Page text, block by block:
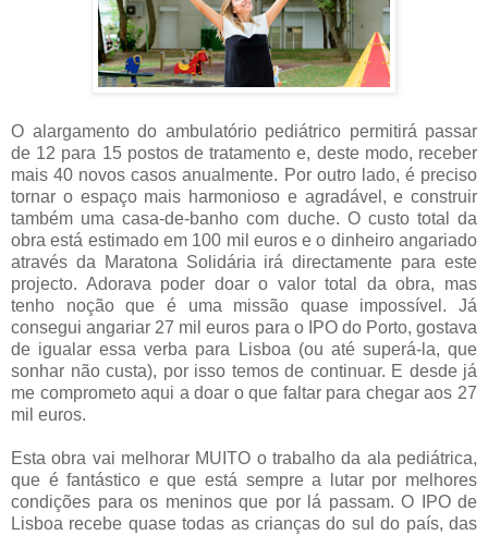
O alargamento do ambulatório pediátrico permitirá passar
de 12 para 15 postos de tratamento e, deste modo, receber
mais 40 novos casos anualmente. Por outro lado, é preciso
tornar o espaço mais harmonioso e agradável, e construir
também uma casa-de-banho com duche. O custo total da
obra está estimado em 100 mil euros e o dinheiro angariado
através da Maratona Solidária irá directamente para este
projecto. Adorava poder doar o valor total da obra, mas
tenho noção que é uma missão quase impossível. Já
consegui angariar 27 mil euros para o IPO do Porto, gostava
de igualar essa verba para Lisboa (ou até superá-la, que
sonhar não custa), por isso temos de continuar. E desde já
me comprometo aqui a doar o que faltar para chegar aos 27
mil euros.
Esta obra vai melhorar MUITO o trabalho da ala pediátrica,
que é fantástico e que está sempre a lutar por melhores
condições para os meninos que por lá passam. O IPO de
Lisboa recebe quase todas as crianças do sul do país, das